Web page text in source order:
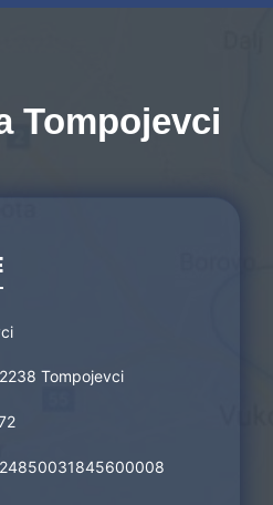
Tompojevci
Tompojevci